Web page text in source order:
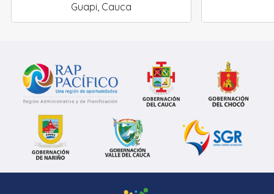
Guapi, Cauca